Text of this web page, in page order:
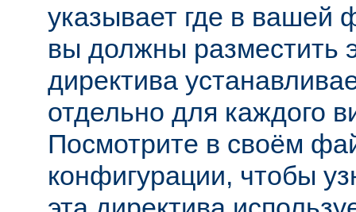
указывает где в вашей
вы должны разместить
директива
отдельно для каждого
Посмотрите в своём
конфигурации, чтобы